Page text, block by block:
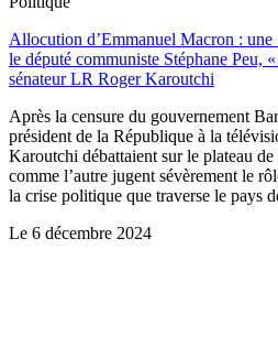
Allocution d’Emmanuel Macron :
le député communiste Stéphane Peu,
sénateur LR Roger Karoutchi
Après la censure du gouvernement
président de la République à la
Karoutchi débattaient sur le plateau
comme l’autre jugent sévèrement le
la crise politique que traverse le pays
Le 6 décembre 2024